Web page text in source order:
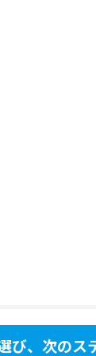
び、次のス